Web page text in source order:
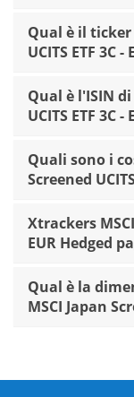
Qual è il ticker
UCITS ETF 3C -
Qual è l'ISIN
UCITS ETF 3C -
Quali sono i
Screened
Xtrackers
EUR Hedged
Qual è la
MSCI Japan